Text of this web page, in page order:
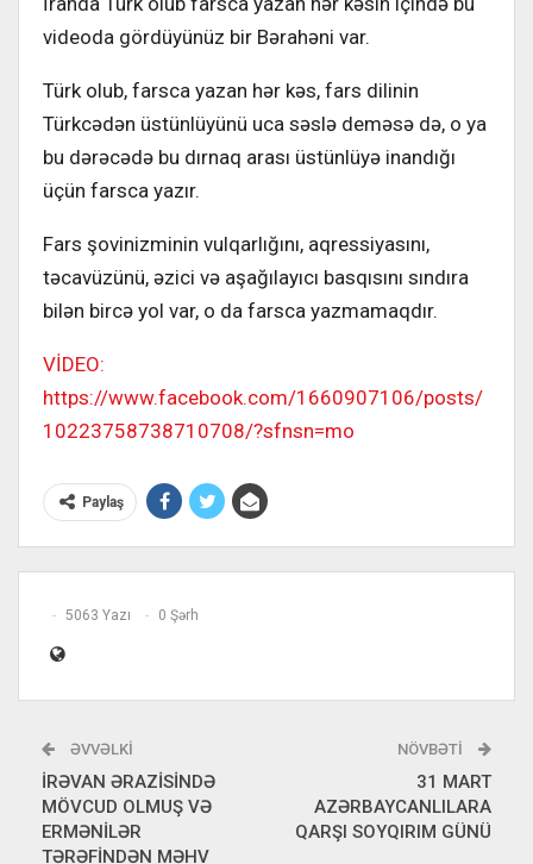
videoda gördüyünüz bir Bərahəni var.
Türk olub, farsca yazan hər kəs, fars dilinin
Türkcədən üstünlüyünü uca səslə deməsə də, o ya
bu dərəcədə bu dırnaq arası üstünlüyə inandığı
üçün farsca yazır.
Fars şovinizminin vulqarlığını, aqressiyasını,
təcavüzünü, əzici və aşağılayıcı basqısını sındıra
bilən bircə yol var, o da farsca yazmamaqdır.
VİDEO:
https://www.facebook.com/1660907106/posts/
10223758738710708/?sfnsn=mo
Paylaş
5063 Yazı 0 Şərh
ƏVVƏLKI
İRƏVAN ƏRAZİSİNDƏ
MÖVCUD OLMUŞ VƏ
ERMƏNİLƏR
TƏRƏFİNDƏN MƏHV
NÖVBƏTI
31 MART
AZƏRBAYCANLILARA
QARŞI SOYQIRIM GÜNÜ